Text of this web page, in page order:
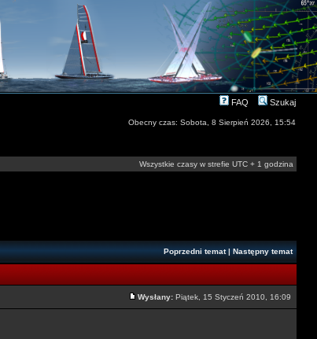
FAQ Szukaj
Obecny czas: Sobota, 8 Sierpień 2026, 15:54
Wszystkie czasy w strefie UTC + 1 godzina
Poprzedni temat| Następny temat
Wysłany: Piątek, 15 Styczeń 2010, 16:09